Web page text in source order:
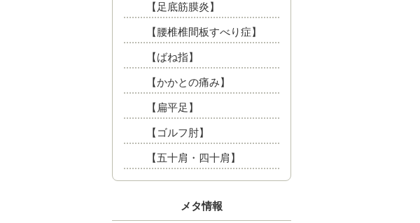
【足底筋膜炎】
【腰椎椎間板すべり症】
【ばね指】
【かかとの痛み】
【扁平足】
【ゴルフ肘】
【五十肩・四十肩】
メタ情報